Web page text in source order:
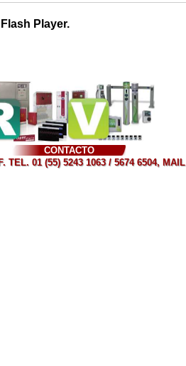
Player.
CONTACTO
TEL. 01 (55) 5243 1063 / 5674 6504,